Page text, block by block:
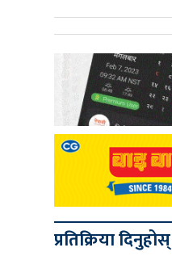
प्रतिक्रिया दिनुहोस्